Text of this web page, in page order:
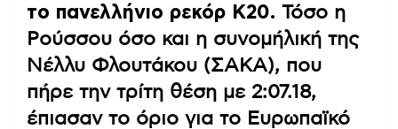
το πανελλήνιο ρεκόρ Κ20. Τόσο η
Ρούσσου όσο και η συνομήλική της
Νέλλυ Φλουτάκου (ΣΑΚΑ), που
πήρε την τρίτη θέση με 2:07.18,
έπιασαν το όριο για το Ευρωπαϊκό